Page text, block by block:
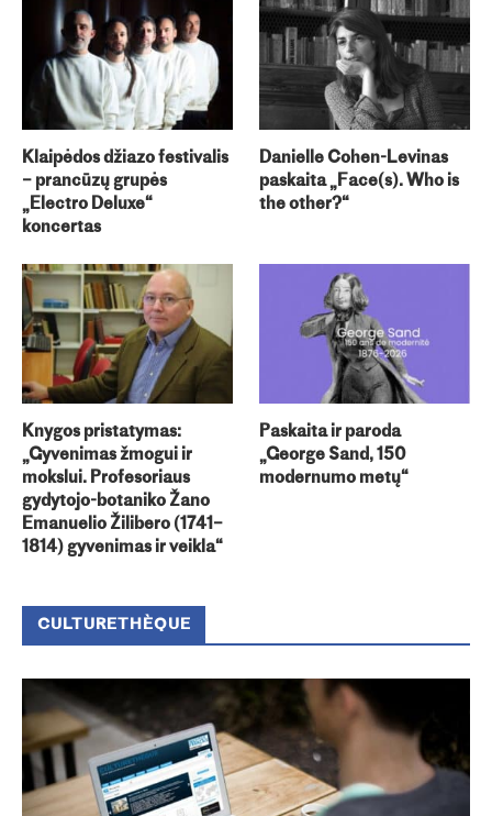
Klaipėdos džiazo festivalis
– prancūzų grupės
„Electro Deluxe“
koncertas
Danielle Cohen-Levinas
paskaita „Face(s). Who is
the other?“
Knygos pristatymas:
„Gyvenimas žmogui ir
mokslui. Profesoriaus
gydytojo-botaniko Žano
Emanuelio Žilibero (1741–
1814) gyvenimas ir veikla“
Paskaita ir paroda
„George Sand, 150
modernumo metų“
CULTURETHÈQUE